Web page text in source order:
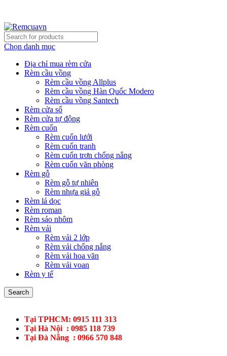
Chọn danh mục
Địa chỉ mua rèm cửa
Rèm cầu vồng
Rèm cầu vồng Allplus
Rèm cầu vồng Hàn Quốc Modero
Rèm cầu vồng Santech
Rèm cửa sổ
Rèm cửa tự động
Rèm cuốn
Rèm cuốn lưới
Rèm cuốn tranh
Rèm cuốn trơn chống nắng
Rèm cuốn văn phòng
Rèm gỗ
Rèm gỗ tự nhiên
Rèm nhựa giả gỗ
Rèm lá dọc
Rèm roman
Rèm sáo nhôm
Rèm vải
Rèm vải 2 lớp
Rèm vải chống nắng
Rèm vải hoa văn
Rèm vải voan
Rèm y tế
Search
Tại TPHCM: 0915 111 313
Tại Hà Nội : 0985 118 739
Tại Đà Nẵng : 0966 570 848